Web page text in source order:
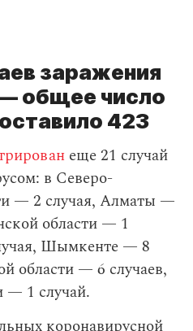
заражения
общее число
423
еще 21 случай
в Северо-
— 2 случая, Алматы —
области — 1
Шымкенте — 8
области — 6 случаев,
— 1 случай.